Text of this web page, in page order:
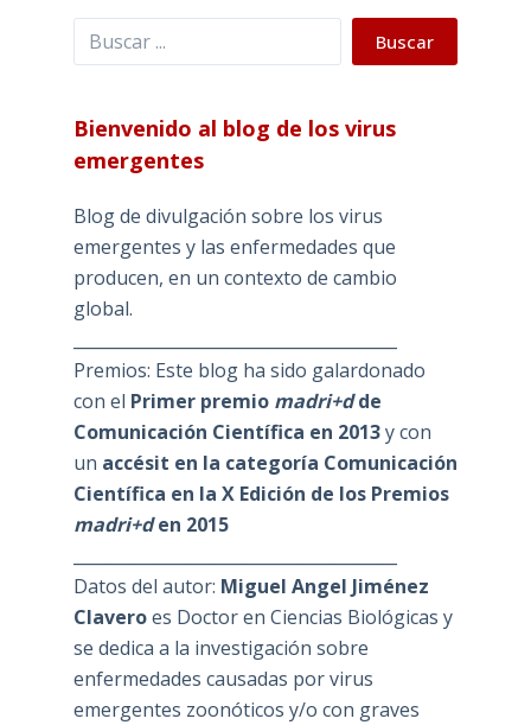
Buscar Buscar
Bienvenido al blog de los virus
emergentes
Blog de divulgación sobre los virus
emergentes y las enfermedades que
producen, en un contexto de cambio
global.
Premios: Este blog ha sido galardonado
con el Primer premio madri+dde
Comunicación Científica en 2013y con
un accésit en la categoría Comunicación
Científica en la X Edición de los Premios
madri+den 2015
Datos del autor: Miguel Angel Jiménez
Claveroes Doctor en Ciencias Biológicas y
se dedica a la investigación sobre
enfermedades causadas por virus
emergentes zoonóticos y/o con graves